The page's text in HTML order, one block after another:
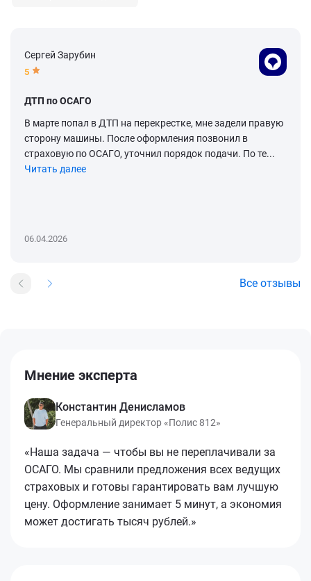
Сергей Зарубин
5
ДТП по ОСАГО
В марте попал в ДТП на перекрестке, мне задели правую
сторону машины. После оформления позвонил в
страховую по ОСАГО, уточнил порядок подачи. По те...
Читать далее
06.04.2026
Все отзывы
Мнение эксперта
Константин Денисламов
Генеральный директор «Полис 812»
«Наша задача — чтобы вы не переплачивали за
ОСАГО. Мы сравнили предложения всех ведущих
страховых и готовы гарантировать вам лучшую
цену. Оформление занимает 5 минут, а экономия
может достигать тысяч рублей.»